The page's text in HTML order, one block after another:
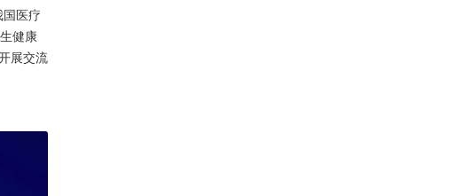
医疗
健康
展交流